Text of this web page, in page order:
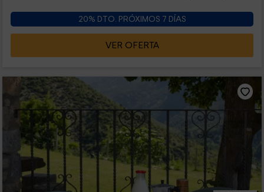
20% DTO. PRÓXIMOS 7 DÍAS
VER OFERTA